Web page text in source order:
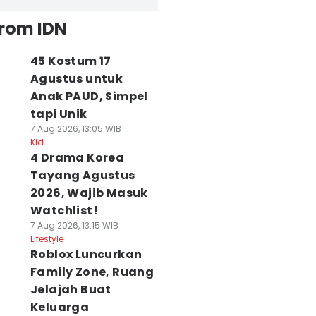
IDN
45 Kostum 17
Agustus untuk
Anak PAUD, Simpel
tapi Unik
7 Aug 2026, 13:05 WIB
Kid
4 Drama Korea
Tayang Agustus
2026, Wajib Masuk
Watchlist!
7 Aug 2026, 13:15 WIB
Lifestyle
Roblox Luncurkan
Family Zone, Ruang
Jelajah Buat
Keluarga